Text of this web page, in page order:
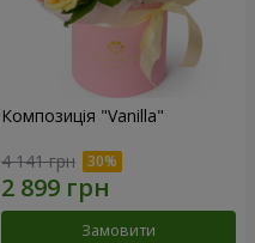
Композиція "Vanilla"
4 141 грн
Замовити